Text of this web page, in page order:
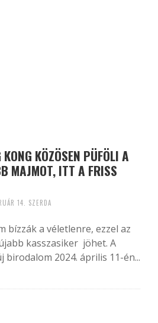
KÖZÖSEN PÜFÖLI A
MAJMOT, ITT A FRISS
14. SZERDA
bízzák a véletlenre, ezzel az
kasszasiker jöhet. A
birodalom 2024. április 11-én...